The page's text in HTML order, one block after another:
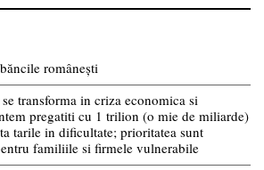
românești
transforma in criza economica si
pregatiti cu 1 trilion (o mie de miliarde)
tarile in dificultate; prioritatea sunt
familiile si firmele vulnerabile